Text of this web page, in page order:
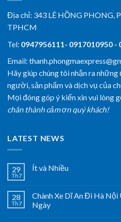
Địa chỉ: 343 LÊ HỒNG PHONG,
TPHCM
Tel: 0947956111- 0917010950 -
Email:
Hãy giúp chúng tôi nhận ra
người, sản phẩm và dịch vụ của
Mọi đóng góp ý kiến xin vui lòng
chân thành cảm ơn quý khách!
LATEST NEWS
29
Th7
Ít và Nhiều
28
Th7
Chành Xe Dĩ An Đi Hà Nội
Ngày